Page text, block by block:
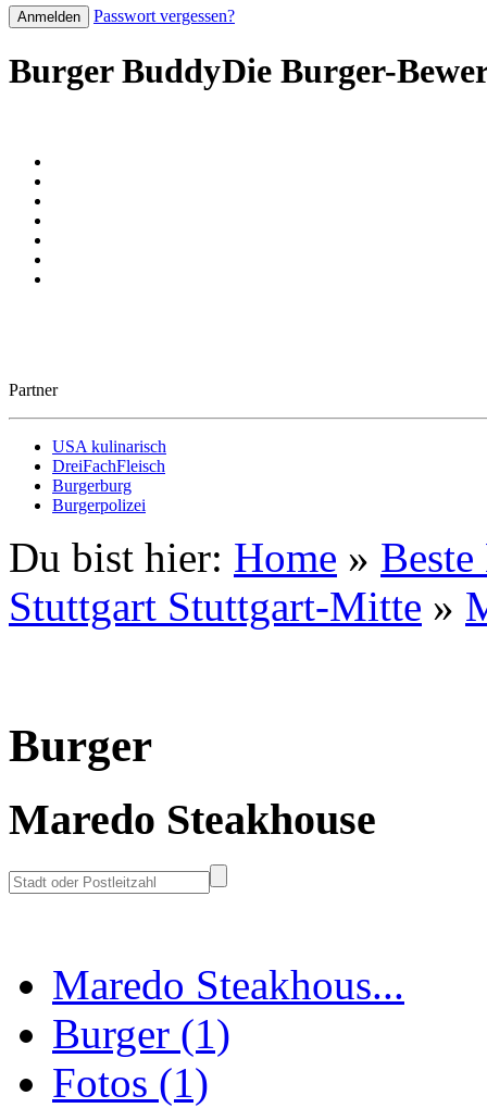
Passwort vergessen?
Burger BuddyDie Burger-
Partner
USA kulinarisch
DreiFachFleisch
Burgerburg
Burgerpolizei
Du bist hier: Home »
Stuttgart Stuttgart-Mitte »
Burger
Maredo Steakhouse
Maredo Steakhous...
Burger (1)
Fotos (1)